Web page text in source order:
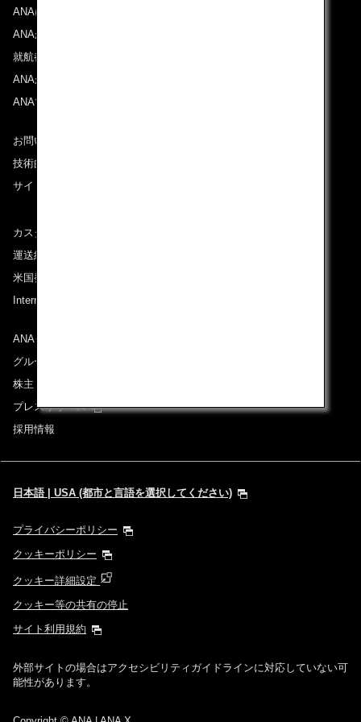
ANAについて
ANAからのお知らせ
就航都市
ANAがお約束する体験
ANAマイレージクラブ
お問い合わせ
技術的なお問い合わせ（推奨環境）
サイトマップ
カスタマーサービスプラン / コンテンジェンシープラン
運送約款
米国発着便に適用となる料金に関するご案内
International Tariff (applicable for travel to and from US)
ANAグループについて
グループ企業一覧
株主・投資家情報
プレスリリース
採用情報
日本語 | USA (都市と言語を選択してください)
プライバシーポリシー
クッキーポリシー
クッキー詳細設定
クッキー等の共有の停止
サイト利用規約
外部サイトの場合はアクセシビリティガイドラインに対応していない可
能性があります。